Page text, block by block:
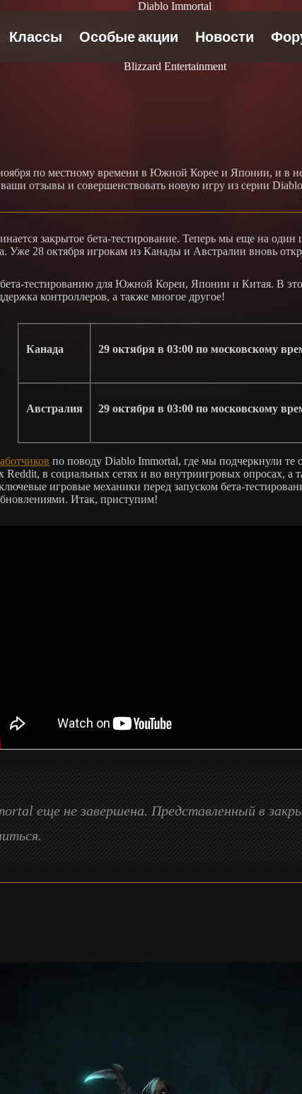
Diablo Immortal
Immortal
Blizzard Entertainment
по местному времени в Южной Корее и Японии, и в
отзывы и совершенствовать новую игру из серии
закрытое бета-тестирование. Теперь мы еще на
Уже 28 октября игрокам из Канады и Австралии вновь
тестированию для Южной Кореи, Японии и Китая. В
контроллеров, а также многое другое!
Канада 29 октября в 03:00 по московскому
Австралия 29 октября в 03:00 по московскому
по поводу Diablo Immortal, где мы подчеркнули
в социальных сетях и во внутриигровых опросах, а
игровые механики перед запуском бета-
Итак, приступим!
еще не завершена. Представленный в